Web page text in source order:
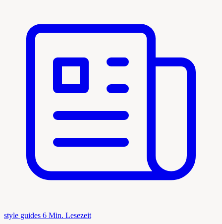
style guides 6 Min. Lesezeit